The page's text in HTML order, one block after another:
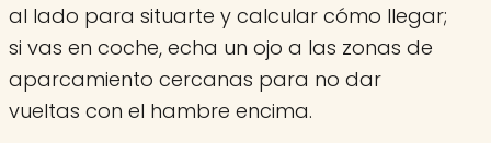
al lado para situarte y calcular cómo llegar;
si vas en coche, echa un ojo a las zonas de
aparcamiento cercanas para no dar
vueltas con el hambre encima.